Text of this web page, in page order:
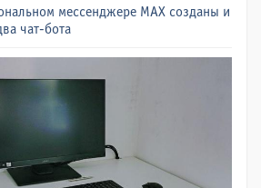
мессенджере МАХ созданы и
чат-бота